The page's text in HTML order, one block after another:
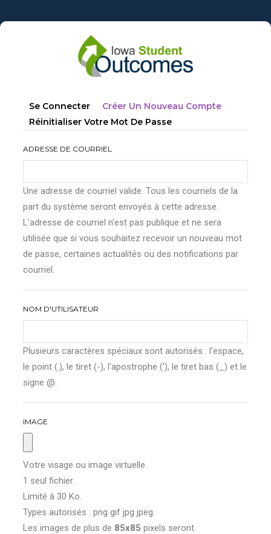
au
Onglets
principaux
Se Connecter Créer Un Nouveau Compte
Réinitialiser Votre Mot De Passe
ADRESSE DE COURRIEL
Une adresse de courriel valide. Tous les courriels de la
part du système seront envoyés à cette adresse.
L'adresse de courriel n'est pas publique et ne sera
utilisée que si vous souhaitez recevoir un nouveau mot
de passe, certaines actualités ou des notifications par
courriel.
NOM D'UTILISATEUR
Plusieurs caractères spéciaux sont autorisés : l'espace,
le point (.), le tiret (-), l'apostrophe ('), le tiret bas (_) et le
signe @.
IMAGE
Votre visage ou image virtuelle.
1 seul fichier.
Limité à 30 Ko.
Types autorisés : png gif jpg jpeg.
Les images de plus de 85x85 pixels seront